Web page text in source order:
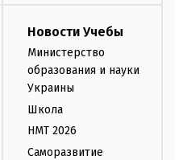
Новости Учебы
Министерство
образования и науки
Украины
Школа
НМТ 2026
Саморазвитие